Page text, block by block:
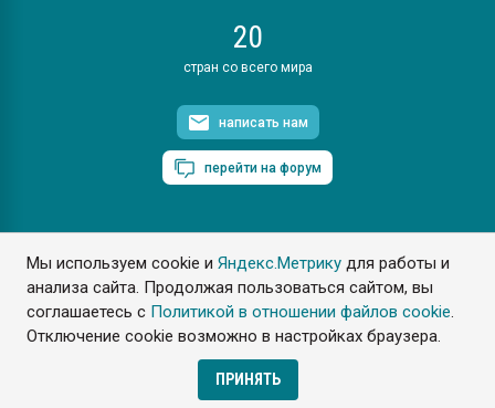
Мы используем cookie иЯндекс.Метрику для работы и
анализа сайта. Продолжая пользоваться сайтом, вы
соглашаетесь с Политикой в отношении файлов cookie.
Отключение cookie возможно в настройках браузера.
ПРИНЯТЬ
20
стран со всего мира
написать нам
перейти на форум
ПластЭксперт © 2006. Все права защищены
Разрешается копирование материалов сайта с обязательной
ссылкой на www.e-plastic.ru
Разработка сайта